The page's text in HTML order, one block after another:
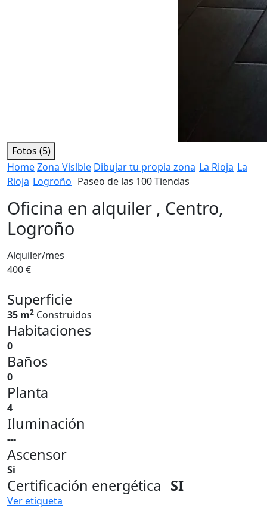
Fotos (5)
HomeZona Vislble Dibujar tu propia zona La Rioja La
Rioja Logroño Paseo de las 100 Tiendas
Oficina en alquiler , Centro,
Logroño
Alquiler/mes
400 €
Superficie
35 m2 Construidos
Habitaciones
0
Baños
0
Planta
4
Iluminación
---
Ascensor
Si
Certificación energética SI
Ver etiqueta